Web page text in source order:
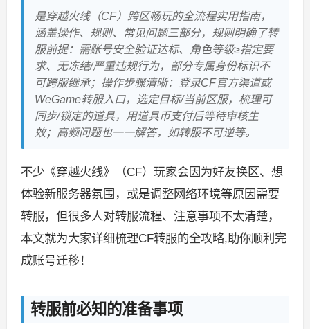
是穿越火线（CF）跨区畅玩的全流程实用指南，
涵盖操作、规则、常见问题三部分，规则明确了转
服前提：需账号安全验证达标、角色等级≥指定要
求、无冻结/严重违规行为，部分专属身份标识不
可跨服继承；操作步骤清晰：登录CF官方渠道或
WeGame转服入口，选定目标/当前区服，梳理可
同步/锁定的道具，用道具币支付后等待审核生
效；高频问题也一一解答，如转服不可逆等。
不少《穿越火线》（CF）玩家会因为好友换区、想
体验新服务器氛围，或是调整网络环境等原因需要
转服，但很多人对转服流程、注意事项不太清楚，
本文就为大家详细梳理CF转服的全攻略,助你顺利完
成账号迁移！
转服前必知的准备事项